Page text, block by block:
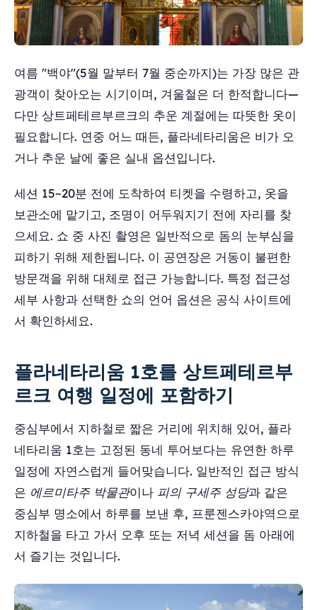
여름 "백야"(5월 말부터 7월 중순까지)는 가장 많은 관
광객이 찾아오는 시기이며, 겨울철은 더 한적합니다—
다만 상트페테르부르크의 추운 계절에는 따뜻한 옷이
필요합니다. 연중 어느 때든, 플라네타리움은 비가 오
거나 추운 날에 좋은 실내 옵션입니다.
세션 15~20분 전에 도착하여 티켓을 수령하고, 옷을
보관소에 맡기고, 조명이 어두워지기 전에 자리를 찾
으세요. 쇼 중 사진 촬영은 일반적으로 돔의 눈부심을
피하기 위해 제한됩니다. 이 공연장은 거동이 불편한
방문객을 위해 대체로 접근 가능합니다. 특정 접근성
세부 사항과 선택한 쇼의 언어 옵션은 공식 사이트에
서 확인하세요.
플라네타리움 1호를 상트페테르부
르크 여행 일정에 포함하기
중심부에서 지하철로 짧은 거리에 위치해 있어, 플라
네타리움 1호는 고정된 동네 투어보다는 유연한 하루
일정에 자연스럽게 들어맞습니다. 일반적인 접근 방식
은 에르미타주 박물관이나 피의 구세주 성당과 같은
중심부 명소에서 하루를 보낸 후, 프룬젠스카야역으로
지하철을 타고 가서 오후 또는 저녁 세션을 돔 아래에
서 즐기는 것입니다.